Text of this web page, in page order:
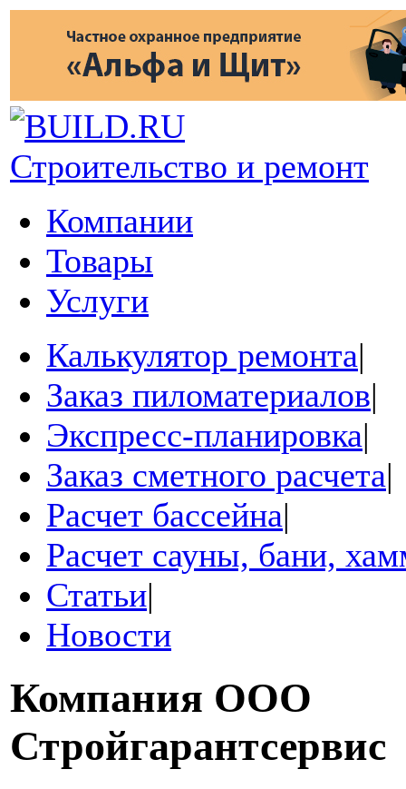
Строительство и ремонт
Компании
Товары
Услуги
Калькулятор ремонта|
Заказ пиломатериалов|
Экспресс-планировка|
Заказ сметного расчета|
Расчет бассейна|
Расчет сауны, бани,
Статьи|
Новости
Компания ООО
Стройгарантсервис